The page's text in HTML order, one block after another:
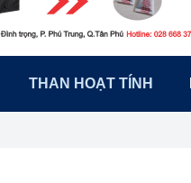
THAN HOẠT TÍNH